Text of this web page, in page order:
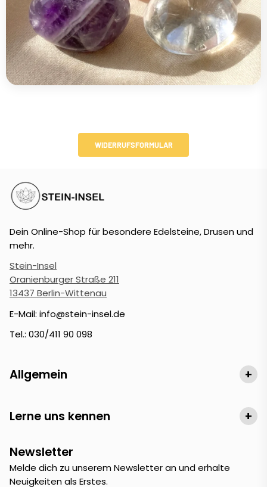
WIDERRUFSFORMULAR
Dein Online-Shop für besondere Edelsteine, Drusen und
mehr.
Stein-Insel
Oranienburger Straße 211
13437 Berlin-Wittenau
E-Mail: info@stein-insel.de
Tel.: 030/411 90 098
Allgemein +
Lerne uns kennen +
Newsletter
Melde dich zu unserem Newsletter an und erhalte
Neuigkeiten als Erstes.